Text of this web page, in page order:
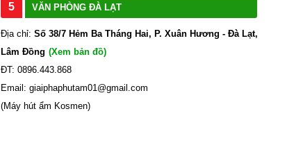
5 VĂN PHÒNG ĐÀ LẠT
Địa chỉ: Số 38/7 Hẻm Ba Tháng Hai, P. Xuân Hương - Đà Lạt,
Lâm Đồng (Xem bản đồ)
ĐT: 0896.443.868
Email: giaiphaphutam01@gmail.com
(Máy hút ẩm Kosmen)